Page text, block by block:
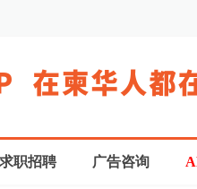
求职招聘 广告咨询